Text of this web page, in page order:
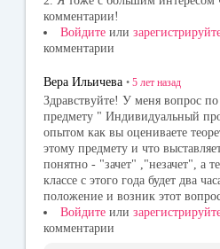
комментарии!
Войдите или
комментарии
Вера Ильичева • 5 лет назад
Здравствуйте! У меня вопрос
предмету " Индивидуальный
опытом как вы оцениваете
этому предмету и что
понятно - "зачет" ,"незачет", а
классе с этого года будет два
положение и возник этот
Войдите или
комментарии